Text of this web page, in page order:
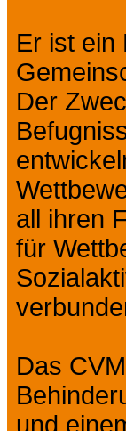
Er ist ein
Der
all ihren
für
Das
und